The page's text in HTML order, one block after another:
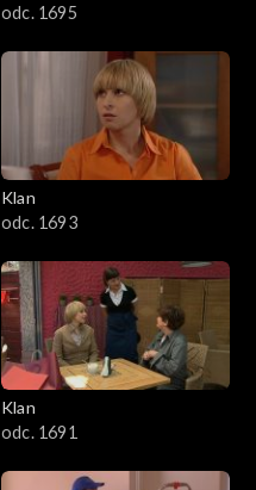
odc. 1695
Klan
odc. 1693
Klan
odc. 1691